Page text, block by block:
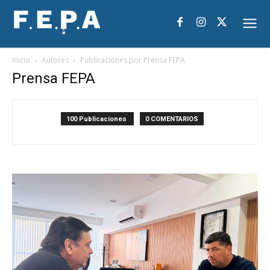
Inicio Autores Publicaciones por Prensa FEPA
Prensa FEPA
100 Publicaciones 0 COMENTARIOS